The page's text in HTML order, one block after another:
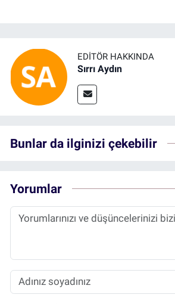
EDITÖR HAKKINDA
Sırrı Aydın
Bunlar da ilginizi çekebilir
Yorumlar